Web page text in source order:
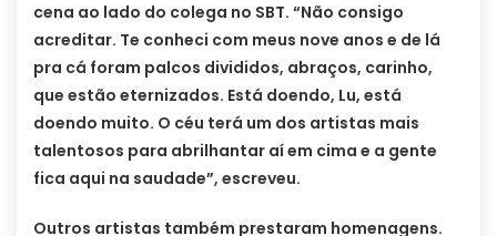
cena ao lado do colega no SBT. “Não consigo
acreditar. Te conheci com meus nove anos e de lá
pra cá foram palcos divididos, abraços, carinho,
que estão eternizados. Está doendo, Lu, está
doendo muito. O céu terá um dos artistas mais
talentosos para abrilhantar aí em cima e a gente
fica aqui na saudade”, escreveu.
Outros artistas também prestaram homenagens.